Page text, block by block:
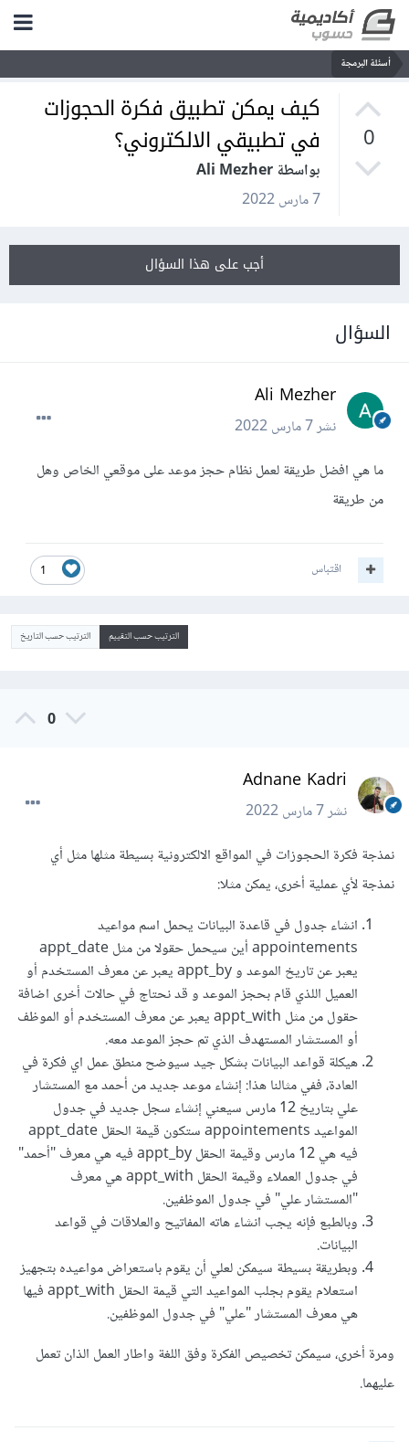
أسئلة البرمجة
0
كيف يمكن تطبيق فكرة الحجوزات
في تطبيقي الالكتروني؟
بواسطة Ali Mezher
7 مارس 2022
أجب على هذا السؤال
السؤال
Ali Mezher
نشر7 مارس 2022
ما هي افضل طريقة لعمل نظام حجز موعد على موقعي الخاص وهل
من طريقة
1 اقتباس
الترتيب حسب التقييم الترتيب حسب التاريخ
0
Adnane Kadri
نشر7 مارس 2022
نمذجة فكرة الحجوزات في المواقع الالكترونية بسيطة مثلها مثل أي
نمذجة لأي عملية أخرى، يمكن مثلا:
انشاء جدول في قاعدة البيانات يحمل اسم مواعيد
appointements أين سيحمل حقولا من مثل appt_date
يعبر عن تاريخ الموعد و appt_by يعبر عن معرف المستخدم أو
العميل اللذي قام بحجز الموعد و قد نحتاج في حالات أخرى اضافة
حقول من مثل appt_with يعبر عن معرف المستخدم أو الموظف
أو المستشار المستهدف الذي تم حجز الموعد معه.
هيكلة قواعد البيانات بشكل جيد سيوضح منطق عمل اي فكرة في
العادة، ففي مثالنا هذا: إنشاء موعد جديد من أحمد مع المستشار
علي بتاريخ 12 مارس سيعني إنشاء سجل جديد في جدول
المواعيد appointements ستكون قيمة الحقل appt_date
فيه هي 12 مارس وقيمة الحقل appt_by فيه هي معرف "أحمد"
في جدول العملاء وقيمة الحقل appt_with هي معرف
"المستشار علي" في جدول الموظفين.
وبالطبع فإنه يجب انشاء هاته المفاتيح والعلاقات في قواعد
البيانات.
وبطريقة بسيطة سيمكن لعلي أن يقوم باستعراض مواعيده بتجهيز
استعلام يقوم بجلب المواعيد التي قيمة الحقل appt_with فيها
هي معرف المستشار "علي" في جدول الموظفين.
ومرة أخرى، سيمكن تخصيص الفكرة وفق اللغة واطار العمل الذان تعمل
عليهما.